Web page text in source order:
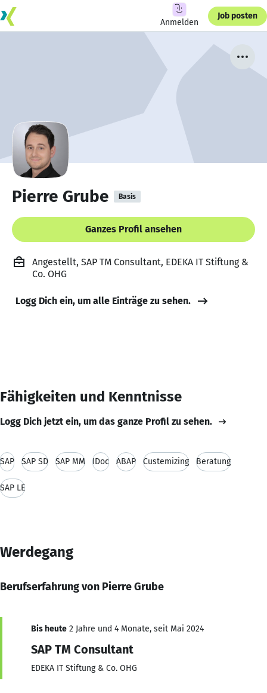
Anmelden
Job posten
Pierre Grube Basis
Ganzes Profil ansehen
Angestellt, SAP TM Consultant, EDEKA IT Stiftung &
Co. OHG
Logg Dich ein, um alle Einträge zu sehen.
Fähigkeiten und Kenntnisse
Logg Dich jetzt ein, um das ganze Profil zu sehen.
SAP SAP SD SAP MM IDoc ABAP Custemizing Beratung
SAP LE
Werdegang
Berufserfahrung von Pierre Grube
Bis heute 2 Jahre und 4 Monate, seit Mai 2024
SAP TM Consultant
EDEKA IT Stiftung & Co. OHG